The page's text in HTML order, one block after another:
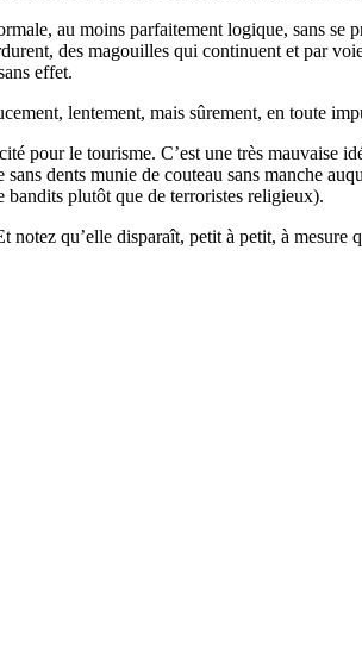
au moins parfaitement logique, sans se
des magouilles qui continuent et par
effet.
lentement, mais sûrement, en toute
pour le tourisme. C’est une très
sans dents munie de couteau sans manche
plutôt que de terroristes religieux).
qu’elle disparaît, petit à petit, à mesure